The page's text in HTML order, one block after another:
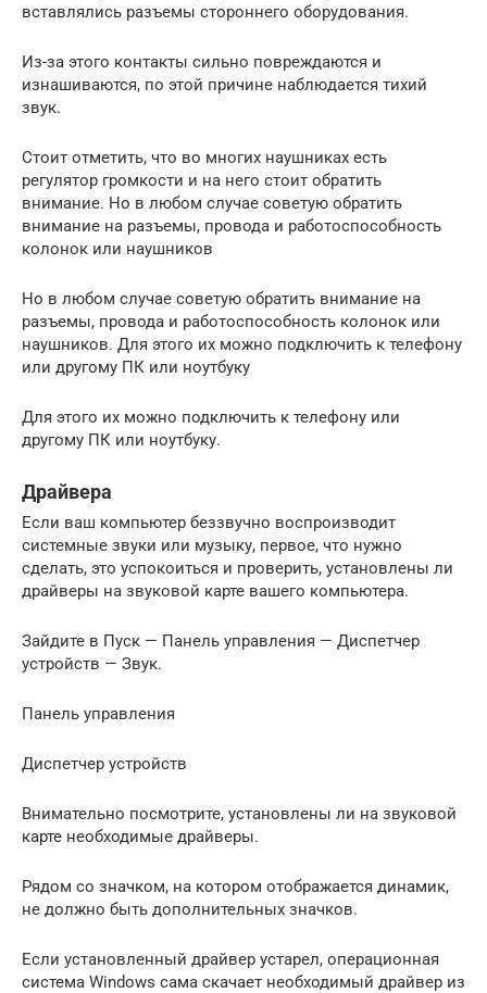
вставлялись разъемы стороннего оборудования.
Из-за этого контакты сильно повреждаются и
изнашиваются, по этой причине наблюдается тихий
звук.
Стоит отметить, что во многих наушниках есть
регулятор громкости и на него стоит обратить
внимание. Но в любом случае советую обратить
внимание на разъемы, провода и работоспособность
колонок или наушников
Но в любом случае советую обратить внимание на
разъемы, провода и работоспособность колонок или
наушников. Для этого их можно подключить к телефону
или другому ПК или ноутбуку
Для этого их можно подключить к телефону или
другому ПК или ноутбуку.
Драйвера
Если ваш компьютер беззвучно воспроизводит
системные звуки или музыку, первое, что нужно
сделать, это успокоиться и проверить, установлены ли
драйверы на звуковой карте вашего компьютера.
Зайдите в Пуск — Панель управления — Диспетчер
устройств — Звук.
Панель управления
Диспетчер устройств
Внимательно посмотрите, установлены ли на звуковой
карте необходимые драйверы.
Рядом со значком, на котором отображается динамик,
не должно быть дополнительных значков.
Если установленный драйвер устарел, операционная
система Windows сама скачает необходимый драйвер из